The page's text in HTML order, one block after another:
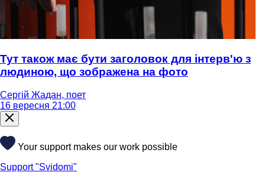
Тут також має бути заголовок для інтерв'ю з
людиною, що зображена на фото
Сергій Жадан, поет
16 вересня 21:00
Your support makes our work possible
Support "Svidomi"